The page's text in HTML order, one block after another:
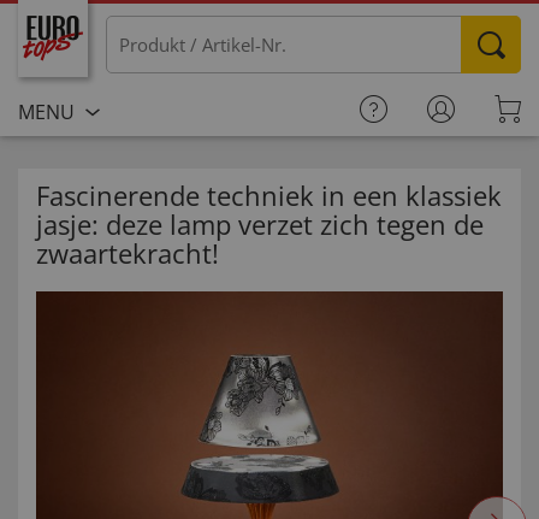
MENU
Fascinerende techniek in een klassiek
jasje: deze lamp verzet zich tegen de
zwaartekracht!